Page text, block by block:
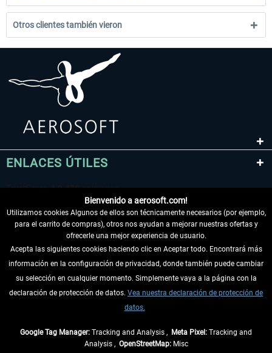
Otros clientes también vieron
ENLACES ÚTILES
DESISTIR DEL CONTRATO
INFORMACIÓN
Bienvenido a aerosoft.com!
Utilizamos cookies Algunos de ellos son técnicamente necesarios (por ejemplo,
para el carrito de compras), otros nos ayudan a mejorar nuestras ofertas y
ofrecerle una mejor experiencia de usuario.
Acepta las siguientes cookies haciendo clic en Aceptar todo. Encontrará más
información en la configuración de privacidad, donde también puede cambiar
su selección en cualquier momento. Simplemente vaya a la página con la
declaración de protección de datos. Vea nuestra declaración de protección de
datos.
Google Tag Manager: Tracking and Analysis , Meta Pixel: Tracking and
Analysis , OpenStreetMap:Misc